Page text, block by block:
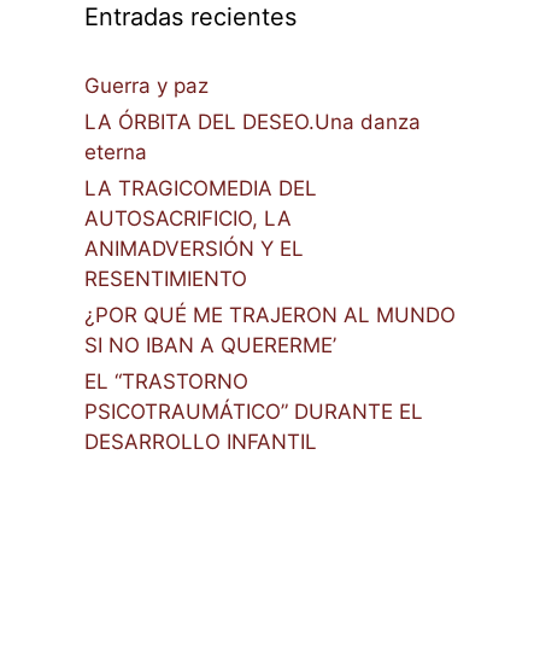
Entradas recientes
Guerra y paz
LA ÓRBITA DEL DESEO.Una danza
eterna
LA TRAGICOMEDIA DEL
AUTOSACRIFICIO, LA
ANIMADVERSIÓN Y EL
RESENTIMIENTO
¿POR QUÉ ME TRAJERON AL MUNDO
SI NO IBAN A QUERERME’
EL “TRASTORNO
PSICOTRAUMÁTICO” DURANTE EL
DESARROLLO INFANTIL